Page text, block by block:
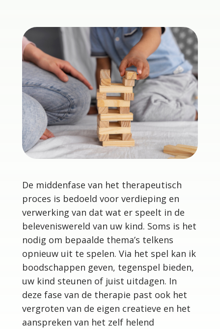
De middenfase van het therapeutisch
proces is bedoeld voor verdieping en
verwerking van dat wat er speelt in de
beleveniswereld van uw kind. Soms is het
nodig om bepaalde thema’s telkens
opnieuw uit te spelen. Via het spel kan ik
boodschappen geven, tegenspel bieden,
uw kind steunen of juist uitdagen. In
deze fase van de therapie past ook het
vergroten van de eigen creatieve en het
aanspreken van het zelf helend